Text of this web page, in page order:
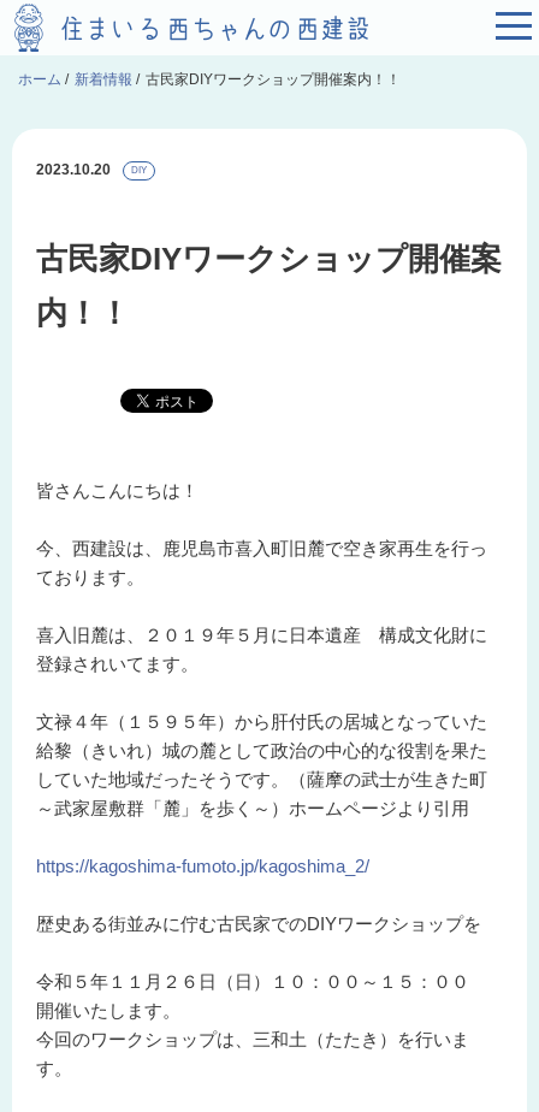
ホーム / 新着情報 / 古民家DIYワークショップ開催案内！！
2023.10.20 DIY
古民家DIYワークショップ開催案
内！！
皆さんこんにちは！
今、西建設は、鹿児島市喜入町旧麓で空き家再生を行っ
ております。
喜入旧麓は、２０１９年５月に日本遺産 構成文化財に
登録されいてます。
文禄４年（１５９５年）から肝付氏の居城となっていた
給黎（きいれ）城の麓として政治の中心的な役割を果た
していた地域だったそうです。（薩摩の武士が生きた町
～武家屋敷群「麓」を歩く～）ホームページより引用
https://kagoshima-fumoto.jp/kagoshima_2/
歴史ある街並みに佇む古民家でのDIYワークショップを
令和５年１１月２６日（日）１０：００～１５：００
開催いたします。
今回のワークショップは、三和土（たたき）を行いま
す。